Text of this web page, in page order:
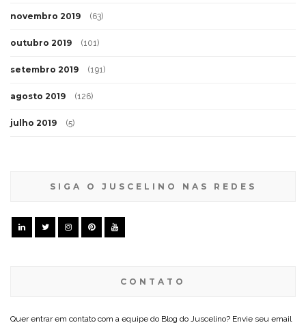
novembro 2019 (63)
outubro 2019 (101)
setembro 2019 (191)
agosto 2019 (126)
julho 2019 (5)
SIGA O JUSCELINO NAS REDES
CONTATO
Quer entrar em contato com a equipe do Blog do Juscelino? Envie seu email